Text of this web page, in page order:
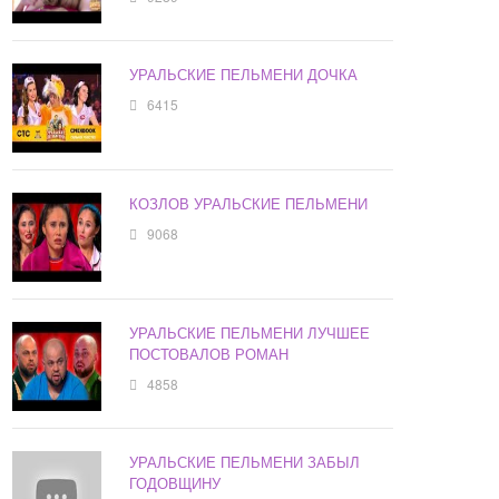
УРАЛЬСКИЕ ПЕЛЬМЕНИ ДОЧКА
6415
КОЗЛОВ УРАЛЬСКИЕ ПЕЛЬМЕНИ
9068
УРАЛЬСКИЕ ПЕЛЬМЕНИ ЛУЧШЕЕ
ПОСТОВАЛОВ РОМАН
4858
УРАЛЬСКИЕ ПЕЛЬМЕНИ ЗАБЫЛ
ГОДОВЩИНУ